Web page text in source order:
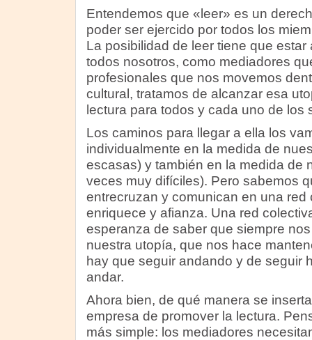
Entendemos que «leer» es un
poder ser ejercido por todos los
La posibilidad de leer tiene que
todos nosotros, como mediadores
profesionales que nos movemos
cultural, tratamos de alcanzar esa
lectura para todos y cada uno de los
Los caminos para llegar a ella los
individualmente en la medida de
escasas) y también en la medida de
veces muy difíciles). Pero sabemos
entrecruzan y comunican en una red
enriquece y afianza. Una red
esperanza de saber que siempre
nuestra utopía, que nos hace
hay que seguir andando y de seguir
andar.
Ahora bien, de qué manera se
empresa de promover la lectura.
más simple: los mediadores